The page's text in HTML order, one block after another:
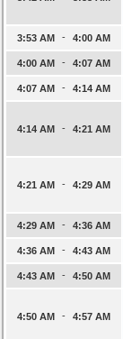
3:53 AM - 4:00 AM
4:00 AM - 4:07 AM
4:07 AM - 4:14 AM
4:14 AM - 4:21 AM
4:21 AM - 4:29 AM
4:29 AM - 4:36 AM
4:36 AM - 4:43 AM
4:43 AM - 4:50 AM
4:50 AM - 4:57 AM